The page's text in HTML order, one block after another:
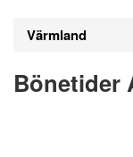
Värmland
Bönetider